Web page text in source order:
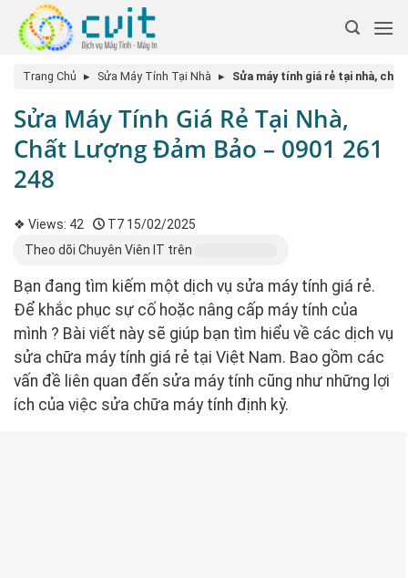
Trang Chủ ▸ Sửa Máy Tính Tại Nhà ▸ Sửa máy tính giá rẻ tại nhà,
Sửa Máy Tính Giá Rẻ Tại Nhà,
Chất Lượng Đảm Bảo – 0901 261
248
❖ Views: 42
T7 15/02/2025
Theo dõi Chuyên Viên IT trên
Bạn đang tìm kiếm một dịch vụ sửa máy tính giá rẻ.
Để khắc phục sự cố hoặc nâng cấp máy tính của
mình ? Bài viết này sẽ giúp bạn tìm hiểu về các dịch vụ
sửa chữa máy tính giá rẻ tại Việt Nam. Bao gồm các
vấn đề liên quan đến sửa máy tính cũng như những lợi
ích của việc sửa chữa máy tính định kỳ.